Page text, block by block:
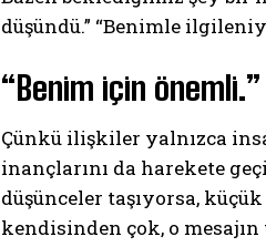
düşündü.” “Benimle
“Benim için önemli.”
Çünkü ilişkiler yalnızca
inançlarını da harekete
düşünceler taşıyorsa,
kendisinden çok, o